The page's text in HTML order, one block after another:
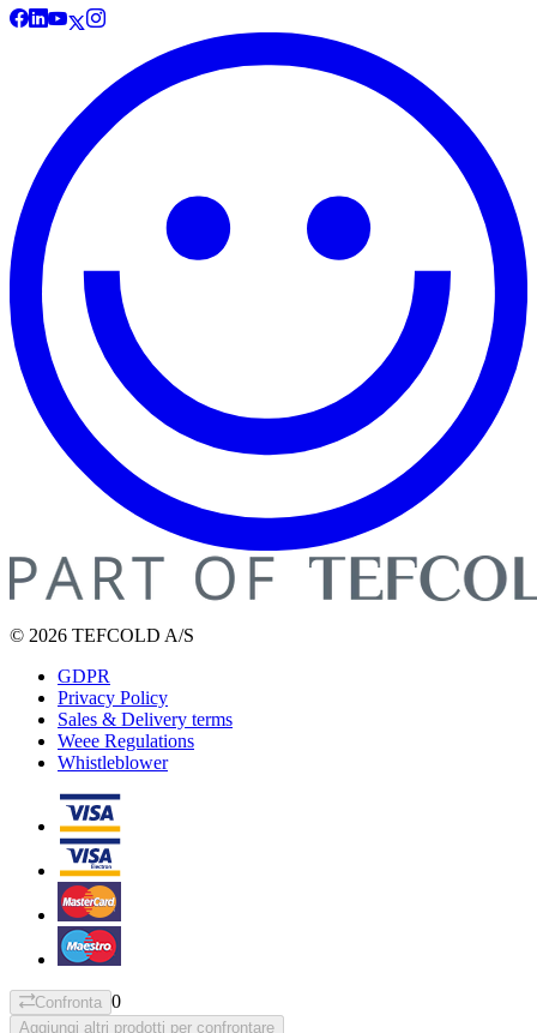
© 2026 TEFCOLD A/S
GDPR
Privacy Policy
Sales & Delivery terms
Weee Regulations
Whistleblower
Confronta 0
Aggiungi altri prodotti per confrontare